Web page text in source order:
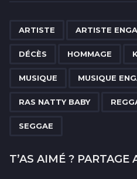
n
ARTISTE ARTISTE
DÉCÈS HOMMAGE
MUSIQUE MUSIQUE
RAS NATTY BABY
SEGGAE
T’AS AIMÉ ? PARTAGE